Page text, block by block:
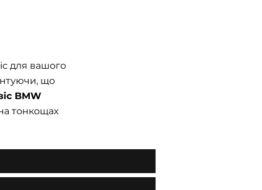
для вашого
що
BMW
тонкощах